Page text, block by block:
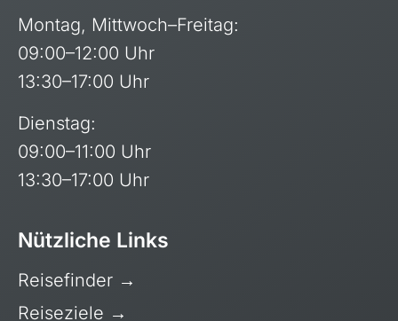
Montag, Mittwoch–Freitag:
09:00–12:00 Uhr
13:30–17:00 Uhr
Dienstag:
09:00–11:00 Uhr
13:30–17:00 Uhr
Nützliche Links
Reisefinder →
Reiseziele →